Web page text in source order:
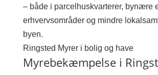
– både i parcelhuskvarterer, bynære
erhvervsområder og mindre
byen.
Ringsted Myrer i bolig og have
Myrebekæmpelse i